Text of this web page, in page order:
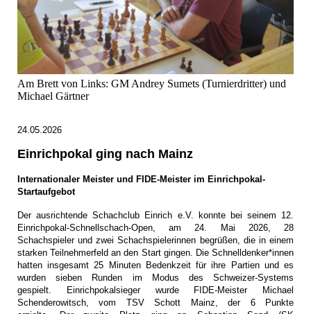
Am Brett von Links: GM Andrey Sumets (Turnierdritter) und
Michael Gärtner
24.05.2026
Einrichpokal ging nach Mainz
Internationaler Meister und FIDE-Meister im Einrichpokal-
Startaufgebot
Der ausrichtende Schachclub Einrich e.V. konnte bei seinem 12.
Einrichpokal-Schnellschach-Open, am 24. Mai 2026, 28
Schachspieler und zwei Schachspielerinnen begrüßen, die in einem
starken Teilnehmerfeld an den Start gingen. Die Schnelldenker*innen
hatten insgesamt 25 Minuten Bedenkzeit für ihre Partien und es
wurden sieben Runden im Modus des Schweizer-Systems
gespielt.
Einrichpokalsieger wurde FIDE-Meister Michael
Schenderowitsch, vom TSV Schott Mainz, der 6 Punkte